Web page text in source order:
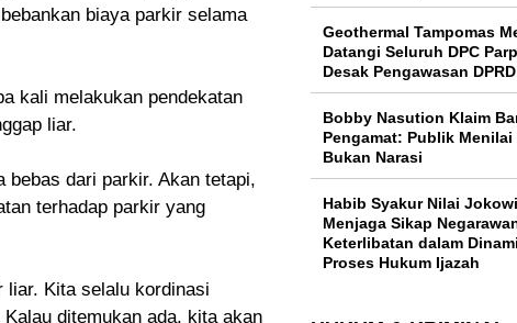
biaya parkir selama
kali melakukan pendekatan
liar.
bebas dari parkir. Akan tetapi,
terhadap parkir yang
liar. Kita selalu kordinasi
ditemukan ada, kita akan
Geothermal Tampomas
Datangi Seluruh DPC
Desak Pengawasan DPRD
Bobby Nasution Klaim
Pengamat: Publik Menilai
Bukan Narasi
Habib Syakur Nilai
Menjaga Sikap
Keterlibatan dalam
Proses Hukum Ijazah